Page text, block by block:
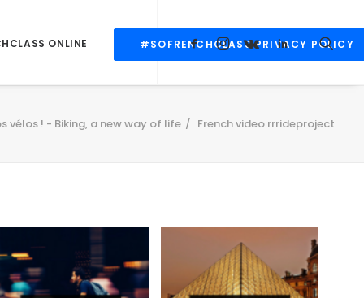
ONLINE #SOFRENCHCLASS PRIVACY POLICY
vélos ! - Biking, a new way of life French video rrrideproject